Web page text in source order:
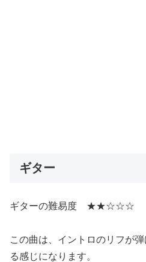
ギター
ギターの難易度 ★★☆☆☆
この曲は、イントロのリフが
る感じになります。